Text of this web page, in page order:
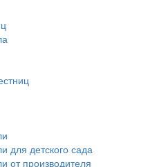
для детского сада
от производителя